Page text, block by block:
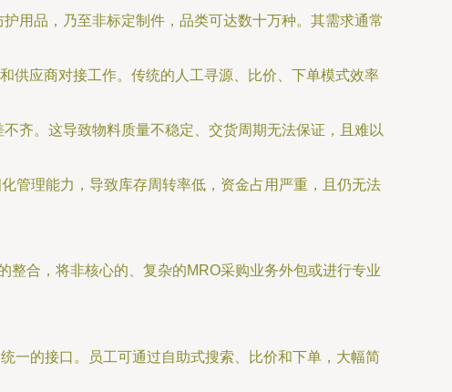
用品，乃至非标定制件，品类可达数十万种。其需求通常
供应商对接工作。传统的人工寻源、比价、下单模式效率
齐。这导致物料质量不稳定、交货周期无法保证，且难以
管理能力，导致库存周转率低，资金占用严重，且仍无法
整合，将非核心的、复杂的MRO采购业务外包或进行专业
一的接口。员工可通过自助式搜索、比价和下单，大幅简